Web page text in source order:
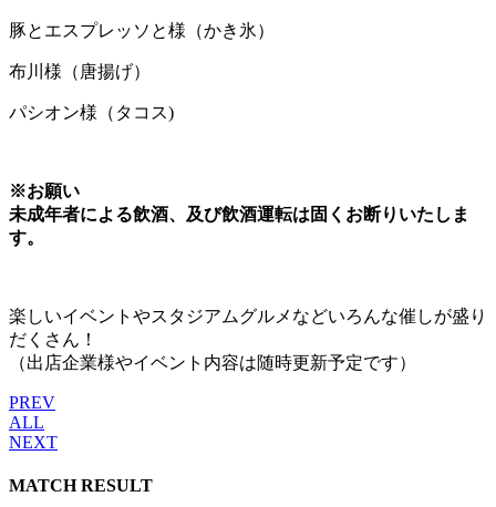
豚とエスプレッソと様（かき氷）
布川様（唐揚げ）
パシオン様（タコス)
※お願い
未成年者による飲酒、及び飲酒運転は固くお断りいたしま
す。
楽しいイベントやスタジアムグルメなどいろんな催しが盛り
だくさん！
（出店企業様やイベント内容は随時更新予定です）
PREV
ALL
NEXT
MATCH RESULT